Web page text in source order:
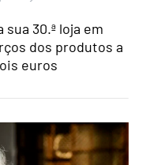
30.ª loja em
dos produtos a
euros